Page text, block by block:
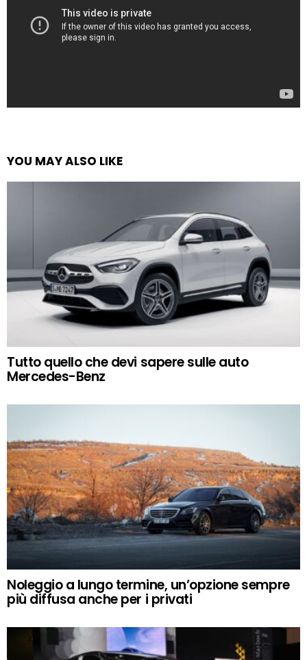
YOU MAY ALSO LIKE
Tutto quello che devi sapere sulle auto
Mercedes-Benz
Noleggio a lungo termine, un’opzione sempre
più diffusa anche per i privati